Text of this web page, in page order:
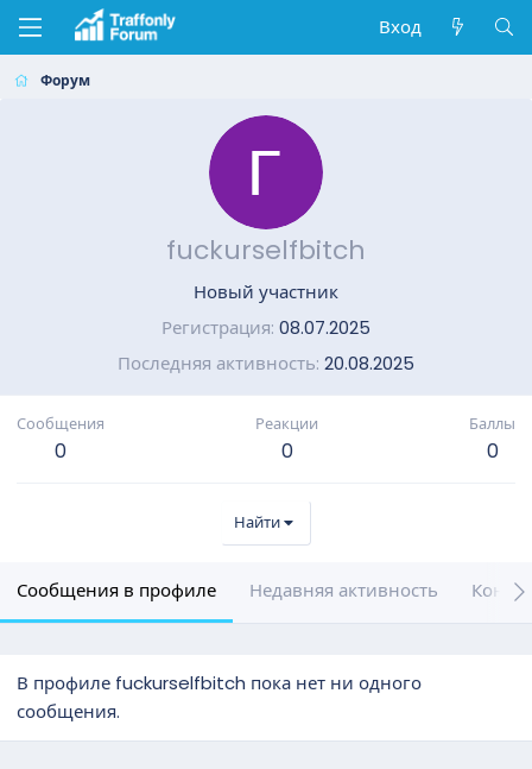
Вход
Форум
fuckurselfbitch
Новый участник
Регистрация 08.07.2025
Последняя активность 20.08.2025
Сообщения
0
Реакции
0
Баллы
0
Найти
Сообщения в профиле Недавняя активность
В профиле fuckurselfbitch пока нет ни одного
сообщения.